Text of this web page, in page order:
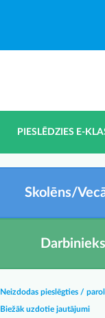
PIESLĒDZIES E-
Skolēns/
Darbinieks
Neizdodas pieslēgties /
Biežāk uzdotie jautājumi